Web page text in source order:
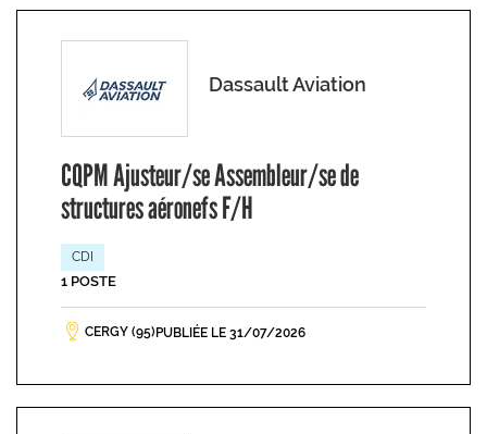
Dassault Aviation
CQPM Ajusteur/se Assembleur/se de
structures aéronefs F/H
CDI
1 POSTE
CERGY (95) PUBLIÉE LE 31/07/2026